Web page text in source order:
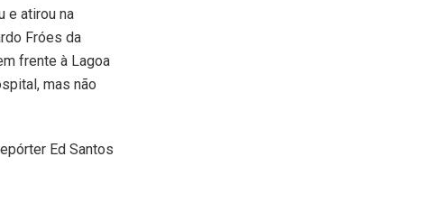
e atirou na
Fróes da
frente à Lagoa
mas não
Ed Santos